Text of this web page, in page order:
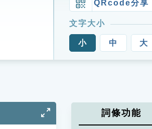
QRcode分享
文字大小
小 中 大
詞條功能